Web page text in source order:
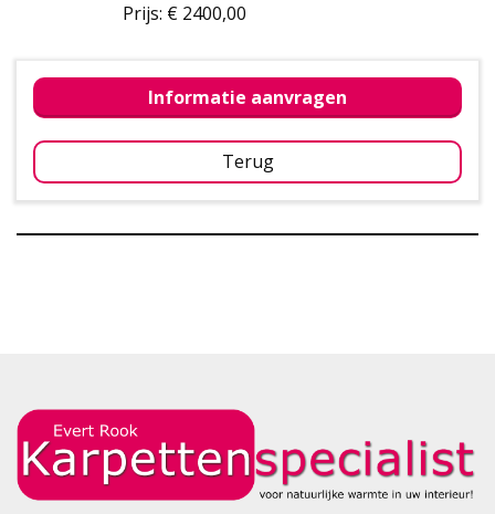
Prijs: € 2400,00
Informatie aanvragen
Terug